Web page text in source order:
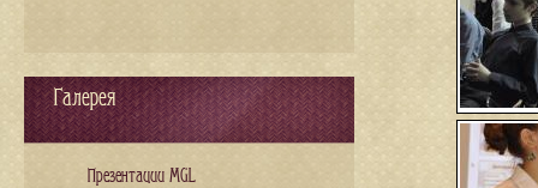
Галерея
Презентации MGL